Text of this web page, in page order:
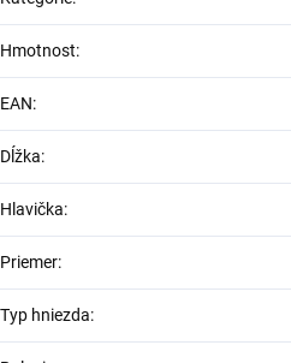
Hmotnost:
EAN:
Dĺžka:
Hlavička:
Priemer:
Typ hniezda: